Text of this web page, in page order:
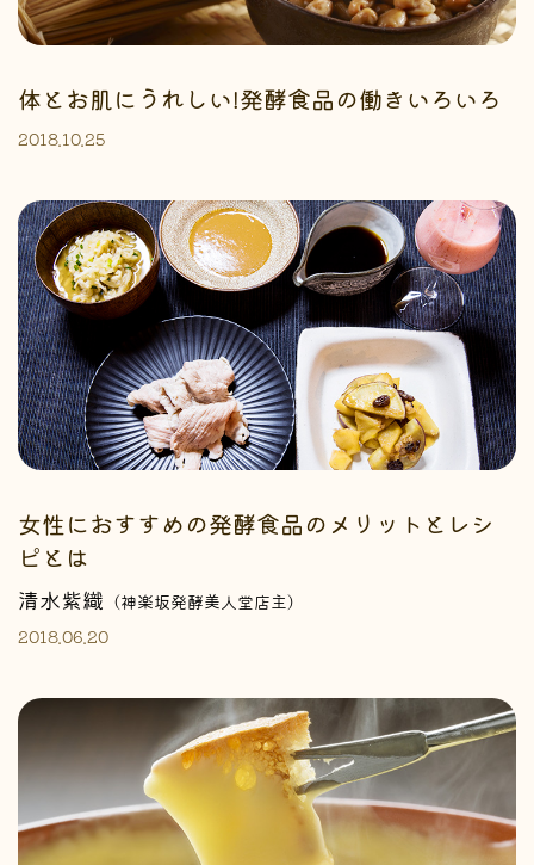
体とお肌にうれしい!発酵食品の働きいろいろ
2018.10.25
女性におすすめの発酵食品のメリットとレシ
ピとは
清水紫織 （神楽坂発酵美人堂店主）
2018.06.20